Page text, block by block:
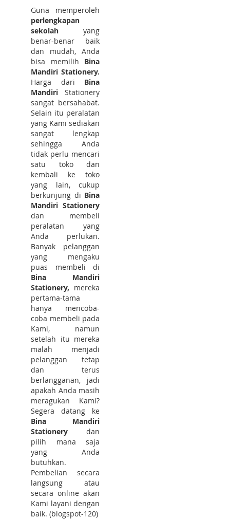
Guna memperoleh
perlengkapan
sekolah yang
benar-benar baik
dan mudah, Anda
bisa memilih Bina
Mandiri Stationery.
Harga dari Bina
Mandiri Stationery
sangat bersahabat.
Selain itu peralatan
yang Kami sediakan
sangat lengkap
sehingga Anda
tidak perlu mencari
satu toko dan
kembali ke toko
yang lain, cukup
berkunjung di Bina
Mandiri Stationery
dan membeli
peralatan yang
Anda perlukan.
Banyak pelanggan
yang mengaku
puas membeli di
Bina Mandiri
Stationery, mereka
pertama-tama
hanya mencoba-
coba membeli pada
Kami, namun
setelah itu mereka
malah menjadi
pelanggan tetap
dan terus
berlangganan, jadi
apakah Anda masih
meragukan Kami?
Segera datang ke
Bina Mandiri
Stationery dan
pilih mana saja
yang Anda
butuhkan.
Pembelian secara
langsung atau
secara online akan
Kami layani dengan
baik. (blogspot-120)